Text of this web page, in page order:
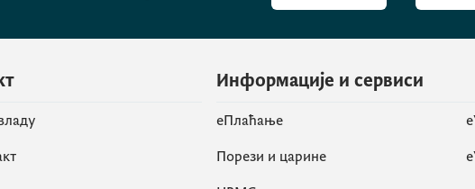
Информације и сервиси
eПлаћање
Порези и царине